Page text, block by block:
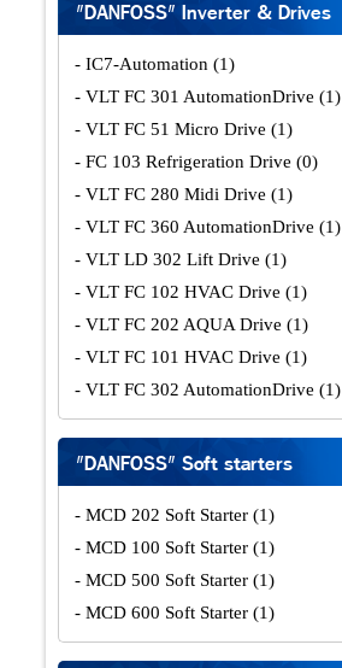
"DANFOSS" Inverter & Drives
- IC7-Automation (1)
- VLT FC 301 AutomationDrive (1)
- VLT FC 51 Micro Drive (1)
- FC 103 Refrigeration Drive (0)
- VLT FC 280 Midi Drive (1)
- VLT FC 360 AutomationDrive (1)
- VLT LD 302 Lift Drive (1)
- VLT FC 102 HVAC Drive (1)
- VLT FC 202 AQUA Drive (1)
- VLT FC 101 HVAC Drive (1)
- VLT FC 302 AutomationDrive (1)
"DANFOSS" Soft starters
- MCD 202 Soft Starter (1)
- MCD 100 Soft Starter (1)
- MCD 500 Soft Starter (1)
- MCD 600 Soft Starter (1)